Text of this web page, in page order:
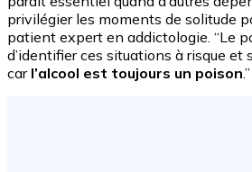
privilégier les moments de solitude
patient expert en addictologie. “Le
d’identifier ces situations à risque et
car l’alcool est toujours un poison.”